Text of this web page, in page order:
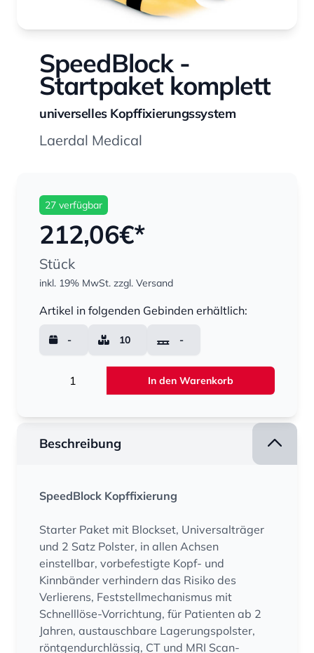
SpeedBlock -
Startpaket komplett
universelles Kopffixierungssystem
Laerdal Medical
27 verfügbar
212,06€*
Stück
inkl. 19% MwSt. zzgl. Versand
Artikel in folgenden Gebinden erhältlich:
- 10 -
In den Warenkorb
Beschreibung
SpeedBlock Kopffixierung
Starter Paket mit Blockset, Universalträger
und 2 Satz Polster, in allen Achsen
einstellbar, vorbefestigte Kopf- und
Kinnbänder verhindern das Risiko des
Verlierens, Feststellmechanismus mit
Schnelllöse-Vorrichtung, für Patienten ab 2
Jahren, austauschbare Lagerungspolster,
röntgendurchlässig, CT und MRI Scan-